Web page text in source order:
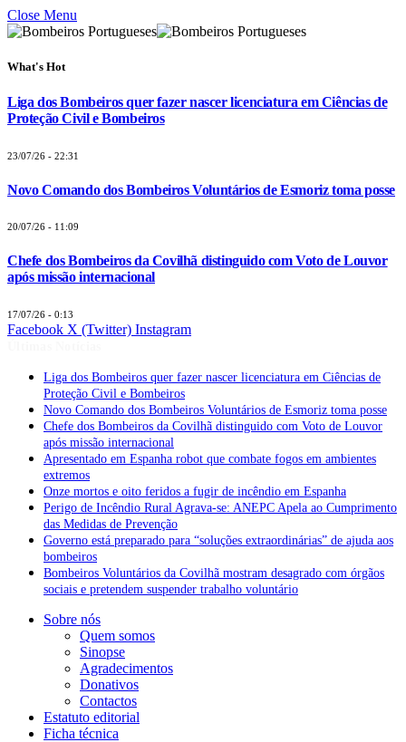
Close Menu
What's Hot
Liga dos Bombeiros quer fazer nascer licenciatura em Ciências de
Proteção Civil e Bombeiros
23/07/26 - 22:31
Novo Comando dos Bombeiros Voluntários de Esmoriz toma posse
20/07/26 - 11:09
Chefe dos Bombeiros da Covilhã distinguido com Voto de Louvor
após missão internacional
17/07/26 - 0:13
Facebook X (Twitter) Instagram
Liga dos Bombeiros quer fazer nascer licenciatura em Ciências de
Proteção Civil e Bombeiros
Novo Comando dos Bombeiros Voluntários de Esmoriz toma posse
Chefe dos Bombeiros da Covilhã distinguido com Voto de Louvor
após missão internacional
Apresentado em Espanha robot que combate fogos em ambientes
extremos
Onze mortos e oito feridos a fugir de incêndio em Espanha
Perigo de Incêndio Rural Agrava-se: ANEPC Apela ao Cumprimento
das Medidas de Prevenção
Governo está preparado para “soluções extraordinárias” de ajuda aos
bombeiros
Bombeiros Voluntários da Covilhã mostram desagrado com órgãos
sociais e pretendem suspender trabalho voluntário
Sobre nós
Quem somos
Sinopse
Agradecimentos
Donativos
Contactos
Estatuto editorial
Ficha técnica